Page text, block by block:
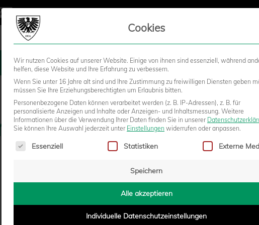
FANS STADION BUSINESS KIDS
– SG Wattenscheid 09
Cookies
Wir nutzen Cookies auf unserer Website. Einige von ihnen sind essenziell, während
helfen, diese Website und Ihre Erfahrung zu verbessern.
Wenn Sie unter 16 Jahre alt sind und Ihre Zustimmung zu freiwilligen Diensten geben
müssen Sie Ihre Erziehungsberechtigten um Erlaubnis bitten.
Personenbezogene Daten können verarbeitet werden (z. B. IP-Adressen), z. B. für
personalisierte Anzeigen und Inhalte oder Anzeigen- und Inhaltsmessung. Weitere
Informationen über die Verwendung Ihrer Daten finden Sie in unserer
Sie können Ihre Auswahl jederzeit unter Einstellungen widerrufen oder anpassen.
Es folgt eine Liste der Service-Gruppen, für die eine Einwilligung erteilt
Essenziell Statistiken Externe
Speichern
Alle akzeptieren
Individuelle Datenschutzeinstellungen